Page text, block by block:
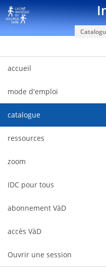
Saut au contenu
accueil
mode d'emploi
catalogue
ressources
zoom
IDC pour tous
abonnement VàD
accès VàD
Ouvrir une session